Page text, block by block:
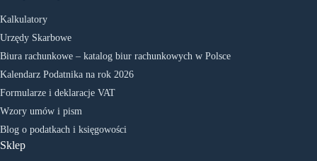
Kalkulatory
Urzędy Skarbowe
Biura rachunkowe – katalog biur rachunkowych w Polsce
Kalendarz Podatnika na rok 2026
Formularze i deklaracje VAT
Wzory umów i pism
Blog o podatkach i księgowości
Sklep